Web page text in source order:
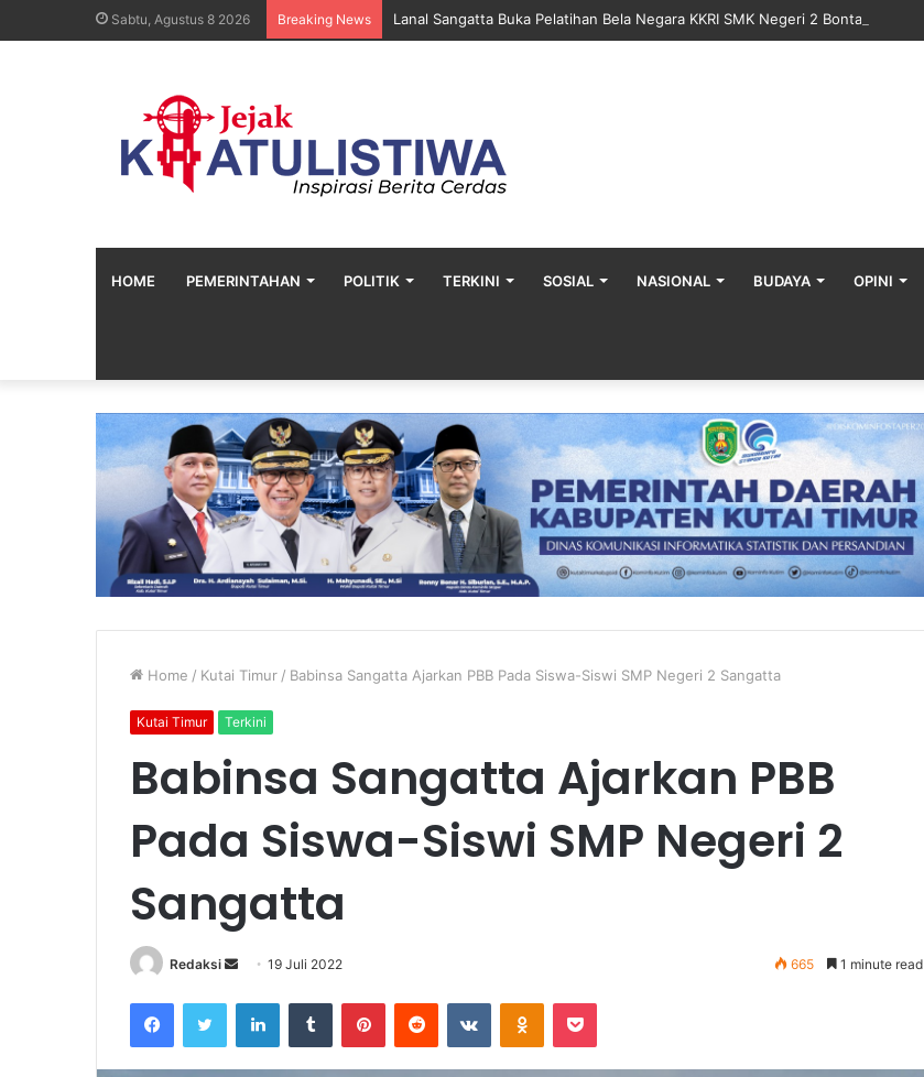
Sabtu, Agustus 8 2026 Breaking News Lanal Sangatta Buka Pelatihan Bela Negara KKRI SMK Negeri 2 Bontang
HOME PEMERINTAHAN POLITIK TERKINI SOSIAL NASIONAL BUDAYA OPINI
Home / Kutai Timur / Babinsa Sangatta Ajarkan PBB Pada Siswa-Siswi SMP Negeri 2 Sangatta
Kutai Timur Terkini
Babinsa Sangatta Ajarkan PBB
Pada Siswa-Siswi SMP Negeri 2
Sangatta
Redaksi
Send
email
19 Juli 2022 665 1 minute read
FacebookTwitter LinkedInTumblr PinterestReddit VKontakteOdnoklassniki
Pocket